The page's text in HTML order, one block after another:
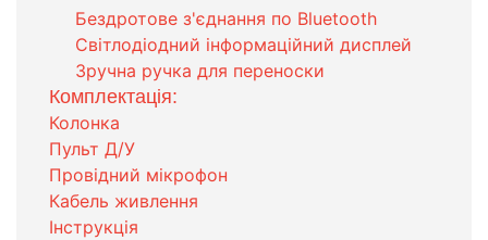
Бездротове з'єднання по Bluetooth
Світлодіодний інформаційний дисплей
Зручна ручка для переноски
Комплектація:
Колонка
Пульт Д/У
Провідний мікрофон
Кабель живлення
Інструкція